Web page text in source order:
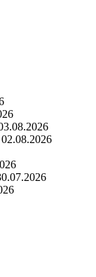
02.08.2026